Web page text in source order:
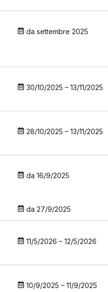
da settembre 2025
30/10/2025 – 13/11/2025
28/10/2025 – 13/11/2025
da 16/9/2025
da 27/9/2025
11/5/2026 – 12/5/2026
10/9/2025 – 11/9/2025